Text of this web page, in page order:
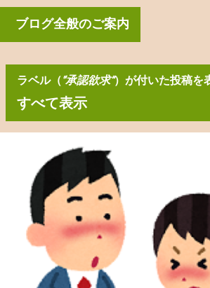
ブログ全般のご案内
ラベル（ 承認欲求 ）が付いた投稿を
すべて表示